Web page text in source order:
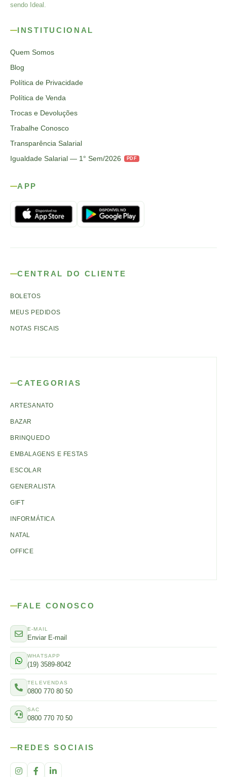
sendo Ideal.
INSTITUCIONAL
Quem Somos
Blog
Política de Privacidade
Política de Venda
Trocas e Devoluções
Trabalhe Conosco
Transparência Salarial
Igualdade Salarial — 1° Sem/2026
PDF
APP
CENTRAL DO CLIENTE
BOLETOS
MEUS PEDIDOS
NOTAS FISCAIS
CATEGORIAS
ARTESANATO
BAZAR
BRINQUEDO
EMBALAGENS E FESTAS
ESCOLAR
GENERALISTA
GIFT
INFORMÁTICA
NATAL
OFFICE
FALE CONOSCO
E-MAIL
Enviar E-mail
WHATSAPP
(19) 3589-8042
TELEVENDAS
0800 770 80 50
SAC
0800 770 70 50
REDES SOCIAIS